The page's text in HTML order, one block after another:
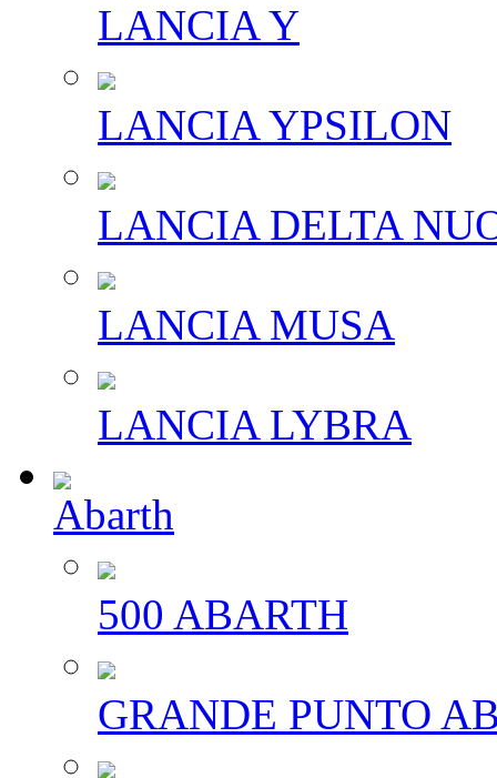
LANCIA Y
LANCIA YPSILON
LANCIA DELTA
LANCIA MUSA
LANCIA LYBRA
Abarth
500 ABARTH
GRANDE PUNTO